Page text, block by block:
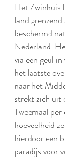
Het Zwinhuis
land
beschermd
Nederland.
via een geul
het laatste
naar het
strekt zich uit
Tweemaal
hoeveelheid
hierdoor een
paradijs voor